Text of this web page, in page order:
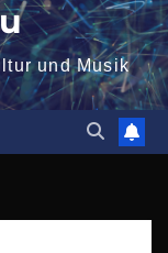
und Musik